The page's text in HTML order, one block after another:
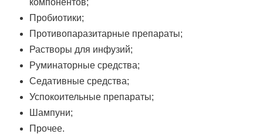
компонентов;
Пробиотики;
Противопаразитарные препараты;
Растворы для инфузий;
Руминаторные средства;
Седативные средства;
Успокоительные препараты;
Шампуни;
Прочее.